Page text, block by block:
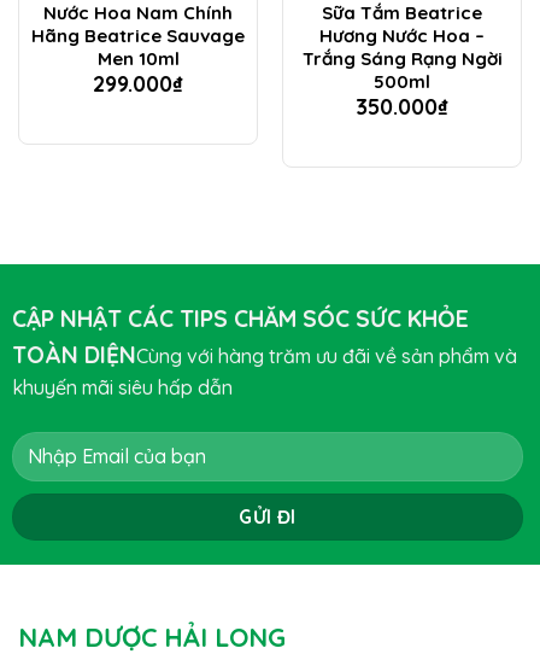
Nước Hoa Nam Chính
Hãng Beatrice Sauvage
Men 10ml
299.000₫
Sữa Tắm Beatrice
Hương Nước Hoa –
Trắng Sáng Rạng Ngời
500ml
350.000₫
CẬP NHẬT CÁC TIPS CHĂM SÓC SỨC KHỎE
TOÀN DIỆNCùng với hàng trăm ưu đãi về sản phẩm và
khuyến mãi siêu hấp dẫn
NAM DƯỢC HẢI LONG